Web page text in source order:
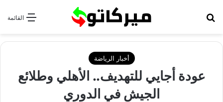
القائمة
أخبار الرياضة
عودة أجايي للتهديف.. الأهلي وطلائع
الجيش في الدوري